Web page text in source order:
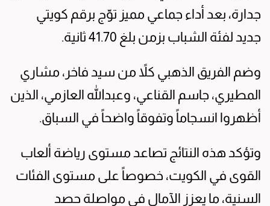
جدارة، بعد أداء جماعي مميز توّج برقم كويتي
جديد لفئة الشباب بزمن بلغ 41.70 ثانية.
وضم الفريق الذهبي كلاً من سيد فاخر، مشاري
المطيري، جاسم القناعي، وعبدالله العازمي، الذين
أظهروا انسجاماً وتفوقاً واضحاً في السباق.
وتؤكد هذه النتائج تصاعد مستوى رياضة ألعاب
القوى في الكويت، خصوصاً على مستوى الفئات
السنية، ما يعزز الآمال في مواصلة حصد